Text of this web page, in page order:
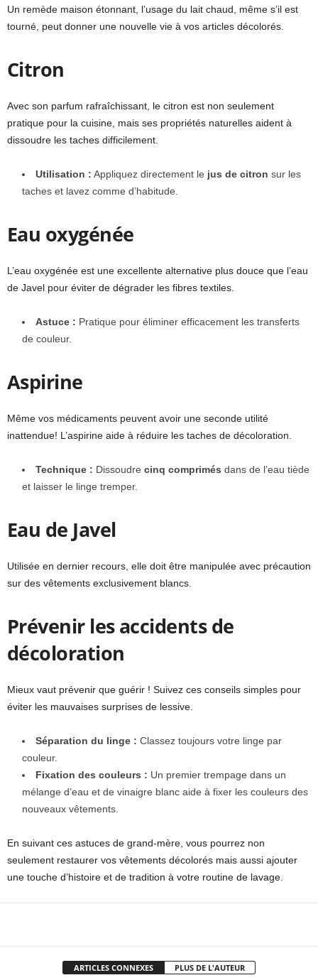
Un remède maison étonnant, l’usage du lait chaud, même s’il est
tourné, peut donner une nouvelle vie à vos articles décolorés.
Citron
Avec son parfum rafraîchissant, le citron est non seulement
pratique pour la cuisine, mais ses propriétés naturelles aident à
dissoudre les taches difficilement.
Utilisation : Appliquez directement le jus de citron sur les
taches et lavez comme d’habitude.
Eau oxygénée
L’eau oxygénée est une excellente alternative plus douce que l’eau
de Javel pour éviter de dégrader les fibres textiles.
Astuce : Pratique pour éliminer efficacement les transferts
de couleur.
Aspirine
Même vos médicaments peuvent avoir une seconde utilité
inattendue! L’aspirine aide à réduire les taches de décoloration.
Technique : Dissoudre cinq comprimés dans de l’eau tiède
et laisser le linge tremper.
Eau de Javel
Utilisée en dernier recours, elle doit être manipulée avec précaution
sur des vêtements exclusivement blancs.
Prévenir les accidents de
décoloration
Mieux vaut prévenir que guérir ! Suivez ces conseils simples pour
éviter les mauvaises surprises de lessive.
Séparation du linge : Classez toujours votre linge par
couleur.
Fixation des couleurs : Un premier trempage dans un
mélange d’eau et de vinaigre blanc aide à fixer les couleurs des
nouveaux vêtements.
En suivant ces astuces de grand-mère, vous pourrez non
seulement restaurer vos vêtements décolorés mais aussi ajouter
une touche d’histoire et de tradition à votre routine de lavage.
ARTICLES CONNEXES PLUS DE L'AUTEUR